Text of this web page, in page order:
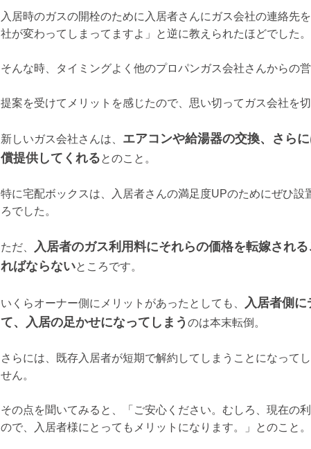
入居時のガスの開栓のために入居者さんにガス会社の連絡先
社が変わってしまってますよ」と逆に教えられたほどでした。
そんな時、タイミングよく他のプロパンガス会社さんからの営
提案を受けてメリットを感じたので、思い切ってガス会社を切
新しいガス会社さんは、 エアコンや給湯器の交換、さら
償提供してくれるとのこと。
特に宅配ボックスは、入居者さんの満足度UPのためにぜひ設
ろでした。
ただ、
入居者のガス利用料にそれらの価格を転嫁され
ればならないところです。
いくらオーナー側にメリットがあったとしても、
入居者側に
て、入居の足かせになってしまう のは本末転倒。
さらには、既存入居者が短期で解約してしまうことになって
せん。
その点を聞いてみると、「ご安心ください。むしろ、現在の
ので、入居者様にとってもメリットになります。」とのこと。